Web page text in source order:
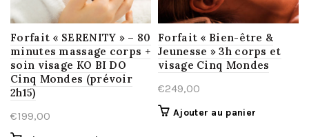
Forfait « SERENITY » – 80
minutes massage corps +
soin visage KO BI DO
Cinq Mondes (prévoir
2h15)
€199,00
Forfait « Bien-être &
Jeunesse » 3h corps et
visage Cinq Mondes
€249,00
Ajouter au panier